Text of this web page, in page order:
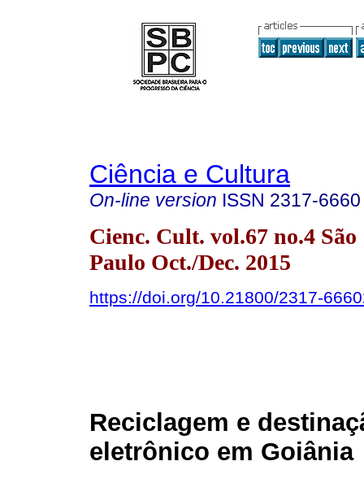
Ciência e Cultura
On-line version ISSN 2317-6660
Cienc. Cult. vol.67 no.4 São
Paulo Oct./Dec. 2015
https://doi.org/10.21800/2317-
Reciclagem e
eletrônico em Goiânia